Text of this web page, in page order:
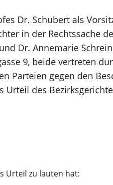
Dr. Schubert als
in der Rechtssache
Dr. Annemarie
9, beide vertreten
Parteien gegen den
des
Urteil zu lauten hat: